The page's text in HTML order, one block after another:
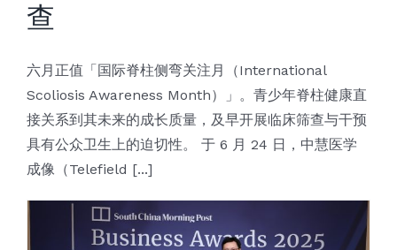
查
六月正值「国际脊柱侧弯关注月（International
Scoliosis Awareness Month）」。青少年脊柱健康直
接关系到其未来的成长质量，及早开展临床筛查与干预
具有公众卫生上的迫切性。 于 6 月 24 日，中慧医学
成像（Telefield [...]